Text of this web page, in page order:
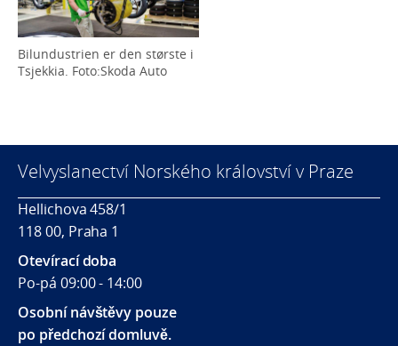
Bilundustrien er den største i
Tsjekkia. Foto:Skoda Auto
Velvyslanectví Norského království v Praze
Hellichova 458/1
118 00, Praha 1
Otevírací doba
Po-pá 09:00 - 14:00
Osobní návštěvy pouze
po předchozí domluvě.